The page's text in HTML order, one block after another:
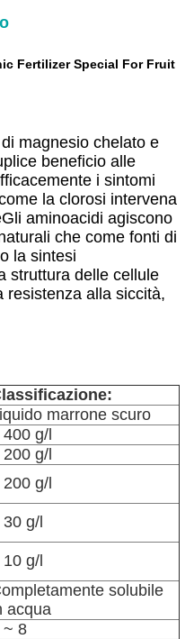
Fertilizer Special For Fruit
magnesio chelato e
beneficio alle
i sintomi
la clorosi intervena
aminoacidi agiscono
che come fonti di
la sintesi
struttura delle cellule
resistenza alla siccità,
marrone scuro
g/l
g/l
g/l
g/l
g/l
solubile
acqua
~ 8